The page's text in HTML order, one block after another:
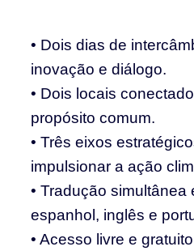
• Dois dias de
inovação e diálogo.
• Dois locais
propósito comum.
• Três eixos
impulsionar a ação
• Tradução simultânea
espanhol, inglês e
• Acesso livre e